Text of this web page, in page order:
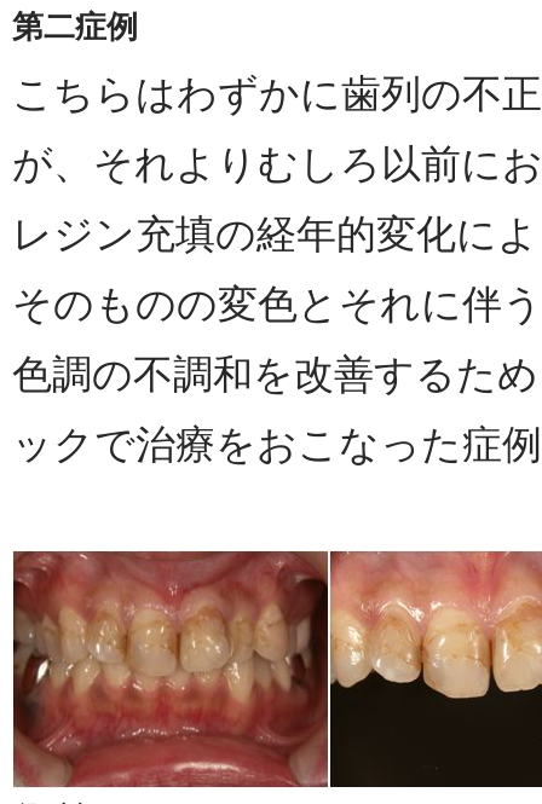
第二症例
こちらはわずかに歯列の不
が、それよりむしろ以前に
レジン充填の経年的変化に
そのものの変色とそれに伴
色調の不調和を改善するた
ックで治療をおこなった症